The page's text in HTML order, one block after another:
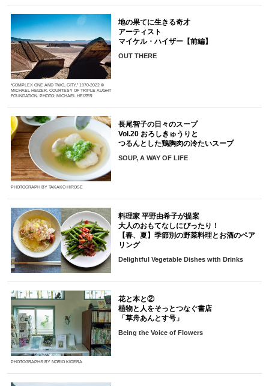
“COMPLEX ONE AND TWO, CITY,” 1970-2022 ©
MICHAEL HEIZER. COURTESY OF TRIPLE AUGHT
FOUNDATION. PHOTO: MICHAEL HEIZER
地の果てに生きる奇才
アーティスト
マイケル・ハイザー【前編】
OUT THERE
PHOTOGRAPH BY TAKAKO HIROSE
長尾智子の日々のスープ
Vol.20 おろしきゅうりと
つるんとした鶏胸肉の冷たいスープ
SOUP, A WAY OF LIFE
料理家 平野由希子が提案
大人のおもてなしにぴったり！
【春、夏】季節別の野菜料理とお酒のペア
リング
Delightful Vegetable Dishes with Drinks
PHOTOGRAPHS BY NORIO KIDERA
花と本と②
植物と人をそっとつなぐ書店
「草舟あんとす号」
Being the Voice of Flowers